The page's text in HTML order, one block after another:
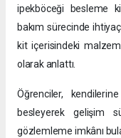
ipekböceği besleme
bakım sürecinde
kit içerisindeki
olarak anlattı.
Öğrenciler,
besleyerek gelişim
gözlemleme imkânı